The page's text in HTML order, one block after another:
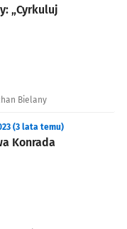
Bielany
Konrada
(3 lata temu)